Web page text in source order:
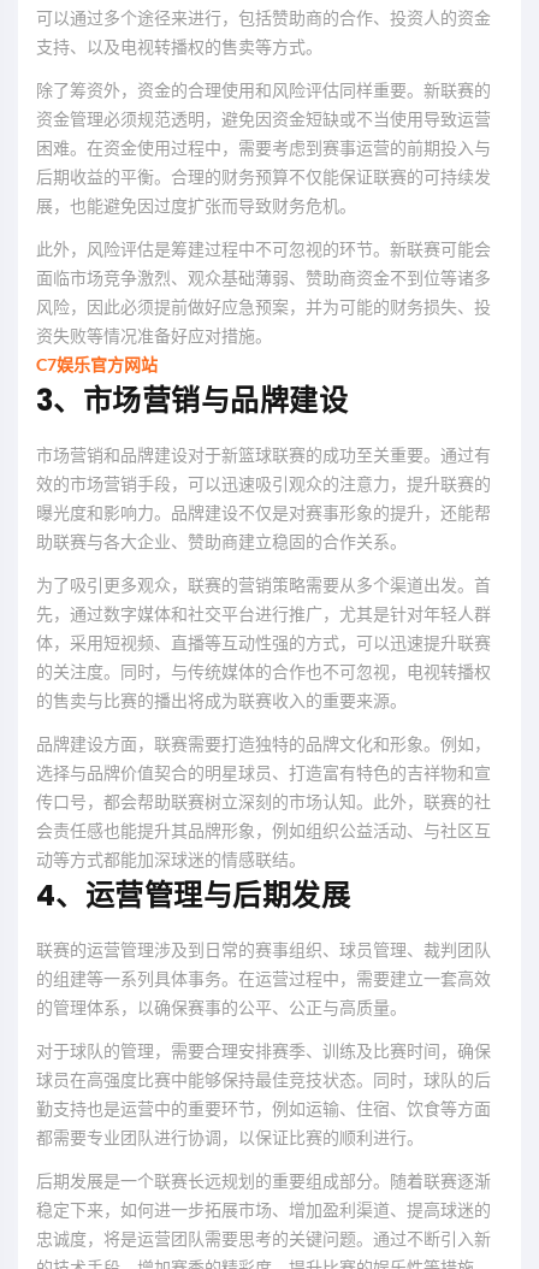
可以通过多个途径来进行，包括赞助商的合作、投资人的资金
支持、以及电视转播权的售卖等方式。
除了筹资外，资金的合理使用和风险评估同样重要。新联赛的
资金管理必须规范透明，避免因资金短缺或不当使用导致运营
困难。在资金使用过程中，需要考虑到赛事运营的前期投入与
后期收益的平衡。合理的财务预算不仅能保证联赛的可持续发
展，也能避免因过度扩张而导致财务危机。
此外，风险评估是筹建过程中不可忽视的环节。新联赛可能会
面临市场竞争激烈、观众基础薄弱、赞助商资金不到位等诸多
风险，因此必须提前做好应急预案，并为可能的财务损失、投
资失败等情况准备好应对措施。
C7娱乐官方网站
3、市场营销与品牌建设
市场营销和品牌建设对于新篮球联赛的成功至关重要。通过有
效的市场营销手段，可以迅速吸引观众的注意力，提升联赛的
曝光度和影响力。品牌建设不仅是对赛事形象的提升，还能帮
助联赛与各大企业、赞助商建立稳固的合作关系。
为了吸引更多观众，联赛的营销策略需要从多个渠道出发。首
先，通过数字媒体和社交平台进行推广，尤其是针对年轻人群
体，采用短视频、直播等互动性强的方式，可以迅速提升联赛
的关注度。同时，与传统媒体的合作也不可忽视，电视转播权
的售卖与比赛的播出将成为联赛收入的重要来源。
品牌建设方面，联赛需要打造独特的品牌文化和形象。例如，
选择与品牌价值契合的明星球员、打造富有特色的吉祥物和宣
传口号，都会帮助联赛树立深刻的市场认知。此外，联赛的社
会责任感也能提升其品牌形象，例如组织公益活动、与社区互
动等方式都能加深球迷的情感联结。
4、运营管理与后期发展
联赛的运营管理涉及到日常的赛事组织、球员管理、裁判团队
的组建等一系列具体事务。在运营过程中，需要建立一套高效
的管理体系，以确保赛事的公平、公正与高质量。
对于球队的管理，需要合理安排赛季、训练及比赛时间，确保
球员在高强度比赛中能够保持最佳竞技状态。同时，球队的后
勤支持也是运营中的重要环节，例如运输、住宿、饮食等方面
都需要专业团队进行协调，以保证比赛的顺利进行。
后期发展是一个联赛长远规划的重要组成部分。随着联赛逐渐
稳定下来，如何进一步拓展市场、增加盈利渠道、提高球迷的
忠诚度，将是运营团队需要思考的关键问题。通过不断引入新